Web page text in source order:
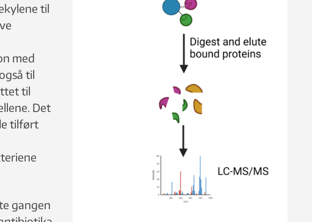
til
med
til
til
Det
tilført
gangen